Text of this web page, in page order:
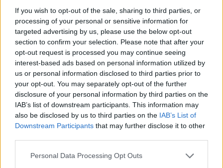
If you wish to opt-out of the sale, sharing to third parties, or
processing of your personal or sensitive information for
targeted advertising by us, please use the below opt-out
section to confirm your selection. Please note that after your
opt-out request is processed you may continue seeing
interest-based ads based on personal information utilized by
us or personal information disclosed to third parties prior to
your opt-out. You may separately opt-out of the further
disclosure of your personal information by third parties on the
IAB’s list of downstream participants. This information may
also be disclosed by us to third parties on the IAB’s List of
Downstream Participants that may further disclose it to other
Personal Data Processing Opt Outs
Τεχνητή Νοημοσύνη, τη δημοκρατία και τη
συγκέντρωση ισχύος
02.06.26
Στην πρώτη του εγκύκλιο "Magnifica Humanitas", ο Πάπας
Λέων ΙΔ’ χρησιμοποιεί την ΤΝ ως αφετηρία για να
καταγγείλει την ανισότητα, τον πόλεμο, τη διάβρωση της
δημοκρατίας και τη συγκέντρωση εξουσίας σε